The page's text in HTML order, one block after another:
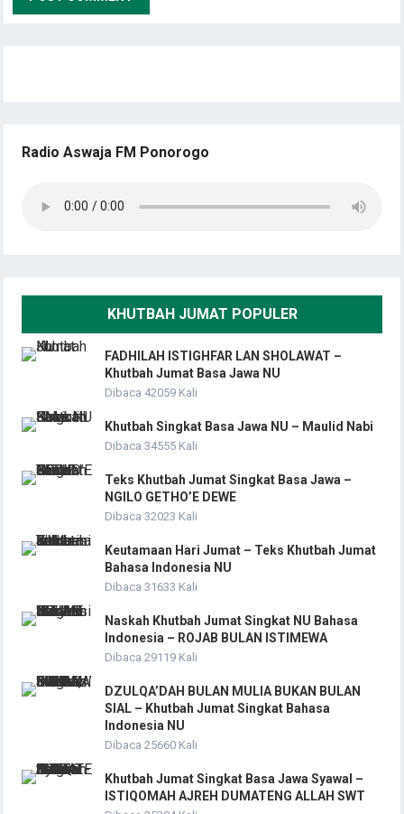
Radio Aswaja FM Ponorogo
KHUTBAH JUMAT POPULER
FADHILAH ISTIGHFAR LAN SHOLAWAT –
Khutbah Jumat Basa Jawa NU
Dibaca 42059 Kali
Khutbah Singkat Basa Jawa NU – Maulid Nabi
Dibaca 34555 Kali
Teks Khutbah Jumat Singkat Basa Jawa –
NGILO GETHO’E DEWE
Dibaca 32023 Kali
Keutamaan Hari Jumat – Teks Khutbah Jumat
Bahasa Indonesia NU
Dibaca 31633 Kali
Naskah Khutbah Jumat Singkat NU Bahasa
Indonesia – ROJAB BULAN ISTIMEWA
Dibaca 29119 Kali
DZULQA’DAH BULAN MULIA BUKAN BULAN
SIAL – Khutbah Jumat Singkat Bahasa
Indonesia NU
Dibaca 25660 Kali
Khutbah Jumat Singkat Basa Jawa Syawal –
ISTIQOMAH AJREH DUMATENG ALLAH SWT